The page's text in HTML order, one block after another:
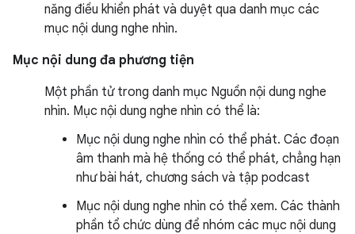
năng điều khiển phát và duyệt qua danh mục các
mục nội dung nghe nhìn.
Mục nội dung đa phương tiện
Một phần tử trong danh mục Nguồn nội dung nghe
nhìn. Mục nội dung nghe nhìn có thể là:
Mục nội dung nghe nhìn có thể phát. Các đoạn
âm thanh mà hệ thống có thể phát, chẳng hạn
như bài hát, chương sách và tập podcast
Mục nội dung nghe nhìn có thể xem. Các thành
phần tổ chức dùng để nhóm các mục nội dung